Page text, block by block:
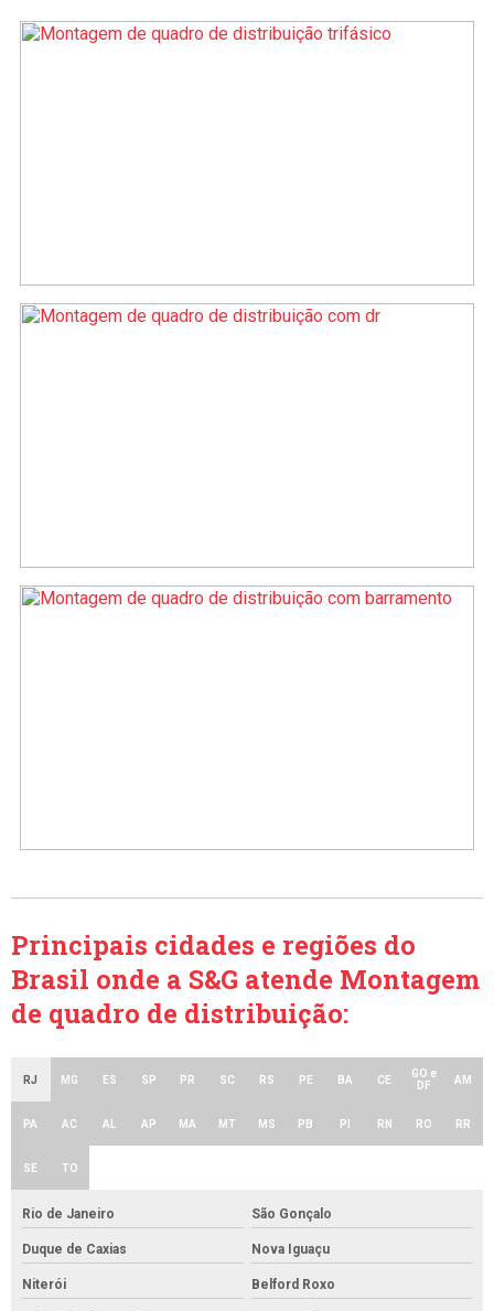
Principais cidades e regiões do
Brasil onde a S&G atende Montagem
de quadro de distribuição:
RJ MG ES SP PR SC RS PE BA CE
GO e
DF
AM
PA AC AL AP MA MT MS PB PI RN RO RR
SE TO
Rio de Janeiro São Gonçalo
Duque de Caxias Nova Iguaçu
Niterói Belford Roxo